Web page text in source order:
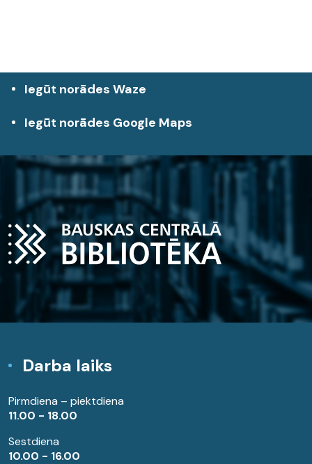
Iegūt norādes Waze
Iegūt norādes Google Maps
Darba laiks
Pirmdiena – piektdiena
11.00 - 18.00
Sestdiena
10.00 - 16.00